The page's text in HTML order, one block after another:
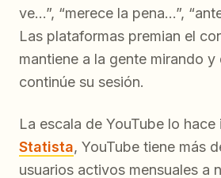
ve…”, “merece la pena…”,
Las plataformas premian el
mantiene a la gente mirando y
continúe su sesión.
La escala de YouTube lo hace
Statista, YouTube tiene más
usuarios activos mensuales a